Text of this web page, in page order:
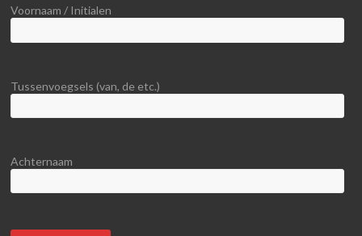
Voornaam / Initialen
Tussenvoegsels (van, de etc.)
Achternaam